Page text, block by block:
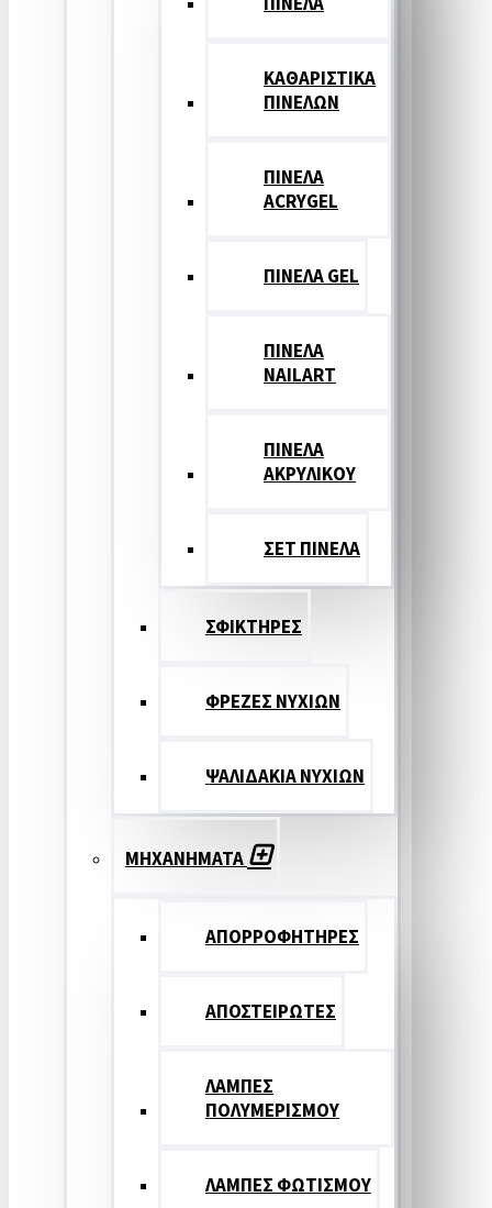
ΚΑΘΑΡΙΣΤΙΚΑ
ΠΙΝΕΛΩΝ
ΠΙΝΕΛΑ
ACRYGEL
ΠΙΝΕΛΑ GEL
ΠΙΝΕΛΑ
NAILART
ΠΙΝΕΛΑ
ΑΚΡΥΛΙΚΟΥ
ΣΕΤ ΠΙΝΕΛA
ΣΦΙΚΤΗΡΕΣ
ΦΡΕΖΕΣ ΝΥΧΙΩΝ
ΨΑΛΙΔΑΚΙΑ ΝΥΧΙΩΝ
ΜΗΧΑΝΗΜΑΤΑ
ΑΠΟΡΡΟΦΗΤΗΡΕΣ
ΑΠΟΣΤΕΙΡΩΤΕΣ
ΛΑΜΠΕΣ
ΠΟΛΥΜΕΡΙΣΜΟΥ
ΛΑΜΠΕΣ ΦΩΤΙΣΜΟΥ